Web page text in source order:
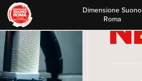
Skip
to
content
Dimensione Suono
Roma